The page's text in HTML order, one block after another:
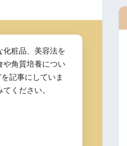
化粧品、美容法を
や角質培養につい
記事にしていま
ください。